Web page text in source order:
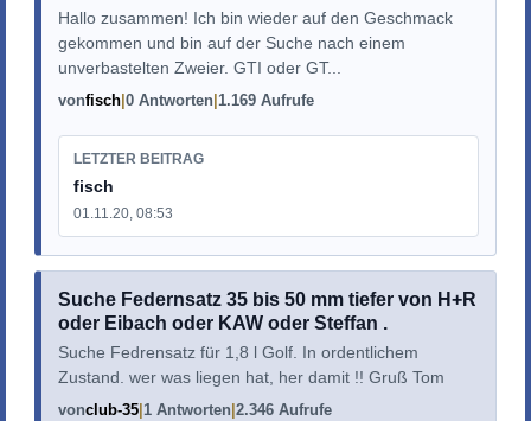
Hallo zusammen! Ich bin wieder auf den Geschmack
gekommen und bin auf der Suche nach einem
unverbastelten Zweier. GTI oder GT...
vonfisch 0 Antworten 1.169 Aufrufe
LETZTER BEITRAG
fisch
01.11.20, 08:53
Suche Federnsatz 35 bis 50 mm tiefer von H+R
oder Eibach oder KAW oder Steffan .
Suche Fedrensatz für 1,8 l Golf. In ordentlichem
Zustand. wer was liegen hat, her damit !! Gruß Tom
vonclub-35 1 Antworten 2.346 Aufrufe